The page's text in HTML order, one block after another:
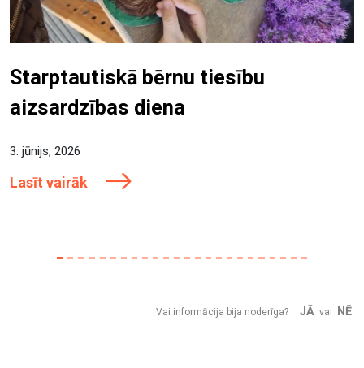
Starptautiskā bērnu tiesību
aizsardzības diena
3. jūnijs, 2026
Lasīt vairāk
Vai informācija bija noderīga? JĀ vai NĒ